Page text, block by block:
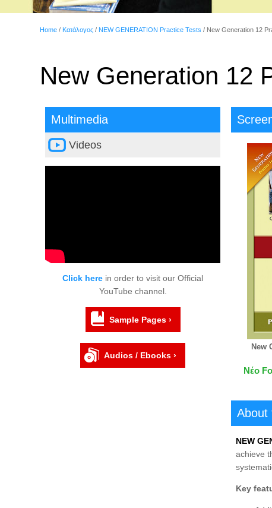
Home / Κατάλογος / NEW GENERATION Practice Tests / New Generation 12
New Generation 12
Multimedia
Videos
Click here in order to visit our Official
YouTube channel.
Sample Pages ›
Audios / Ebooks ›
New
Νέο
About
NEW
achieve
Key